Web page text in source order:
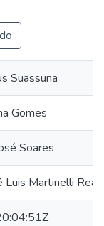
Suassuna
Gomes
Soares
Luis Martinelli Real